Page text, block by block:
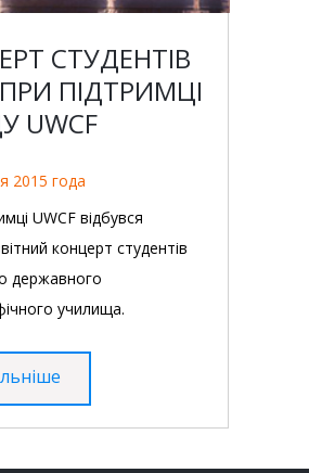
СТУДЕНТІВ
ПІДТРИМЦІ
UWCF
2015 года
UWCF відбувся
концерт студентів
державного
училища.